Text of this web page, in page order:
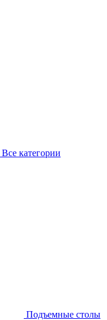
Все категории
Подъемные столы